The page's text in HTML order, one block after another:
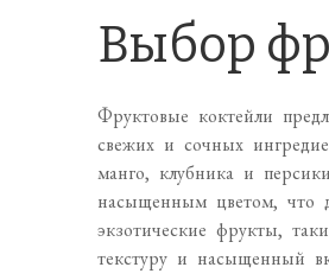
Выбор
Фруктовые коктейли
свежих и сочных
манго, клубника и
насыщенным цветом, что
экзотические фрукты,
текстуру и насыщенный